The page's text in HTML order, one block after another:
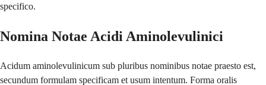
specifico.
Nomina Notae Acidi Aminolevulinici
Acidum aminolevulinicum sub pluribus nominibus notae praesto est,
secundum formulam specificam et usum intentum. Forma oralis